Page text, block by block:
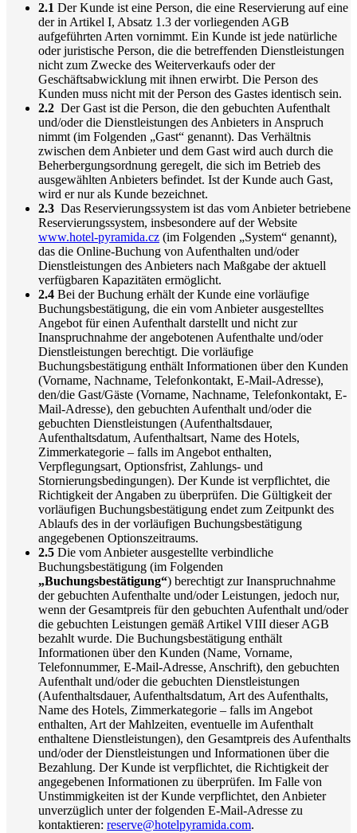
2.1 Der Kunde ist eine Person, die eine Reservierung auf eine
der in Artikel I, Absatz 1.3 der vorliegenden AGB
aufgeführten Arten vornimmt. Ein Kunde ist jede natürliche
oder juristische Person, die die betreffenden Dienstleistungen
nicht zum Zwecke des Weiterverkaufs oder der
Geschäftsabwicklung mit ihnen erwirbt. Die Person des
Kunden muss nicht mit der Person des Gastes identisch sein.
2.2 Der Gast ist die Person, die den gebuchten Aufenthalt
und/oder die Dienstleistungen des Anbieters in Anspruch
nimmt (im Folgenden „Gast“ genannt). Das Verhältnis
zwischen dem Anbieter und dem Gast wird auch durch die
Beherbergungsordnung geregelt, die sich im Betrieb des
ausgewählten Anbieters befindet. Ist der Kunde auch Gast,
wird er nur als Kunde bezeichnet.
2.3 Das Reservierungssystem ist das vom Anbieter betriebene
Reservierungssystem, insbesondere auf der Website
www.hotel-pyramida.cz (im Folgenden „System“ genannt),
das die Online-Buchung von Aufenthalten und/oder
Dienstleistungen des Anbieters nach Maßgabe der aktuell
verfügbaren Kapazitäten ermöglicht.
2.4 Bei der Buchung erhält der Kunde eine vorläufige
Buchungsbestätigung, die ein vom Anbieter ausgestelltes
Angebot für einen Aufenthalt darstellt und nicht zur
Inanspruchnahme der angebotenen Aufenthalte und/oder
Dienstleistungen berechtigt. Die vorläufige
Buchungsbestätigung enthält Informationen über den Kunden
(Vorname, Nachname, Telefonkontakt, E-Mail-Adresse),
den/die Gast/Gäste (Vorname, Nachname, Telefonkontakt, E-
Mail-Adresse), den gebuchten Aufenthalt und/oder die
gebuchten Dienstleistungen (Aufenthaltsdauer,
Aufenthaltsdatum, Aufenthaltsart, Name des Hotels,
Zimmerkategorie – falls im Angebot enthalten,
Verpflegungsart, Optionsfrist, Zahlungs- und
Stornierungsbedingungen). Der Kunde ist verpflichtet, die
Richtigkeit der Angaben zu überprüfen. Die Gültigkeit der
vorläufigen Buchungsbestätigung endet zum Zeitpunkt des
Ablaufs des in der vorläufigen Buchungsbestätigung
angegebenen Optionszeitraums.
2.5 Die vom Anbieter ausgestellte verbindliche
Buchungsbestätigung (im Folgenden
„Buchungsbestätigung“) berechtigt zur Inanspruchnahme
der gebuchten Aufenthalte und/oder Leistungen, jedoch nur,
wenn der Gesamtpreis für den gebuchten Aufenthalt und/oder
die gebuchten Leistungen gemäß Artikel VIII dieser AGB
bezahlt wurde. Die Buchungsbestätigung enthält
Informationen über den Kunden (Name, Vorname,
Telefonnummer, E-Mail-Adresse, Anschrift), den gebuchten
Aufenthalt und/oder die gebuchten Dienstleistungen
(Aufenthaltsdauer, Aufenthaltsdatum, Art des Aufenthalts,
Name des Hotels, Zimmerkategorie – falls im Angebot
enthalten, Art der Mahlzeiten, eventuelle im Aufenthalt
enthaltene Dienstleistungen), den Gesamtpreis des Aufenthalts
und/oder der Dienstleistungen und Informationen über die
Bezahlung. Der Kunde ist verpflichtet, die Richtigkeit der
angegebenen Informationen zu überprüfen. Im Falle von
Unstimmigkeiten ist der Kunde verpflichtet, den Anbieter
unverzüglich unter der folgenden E-Mail-Adresse zu
kontaktieren: reserve@hotelpyramida.com.